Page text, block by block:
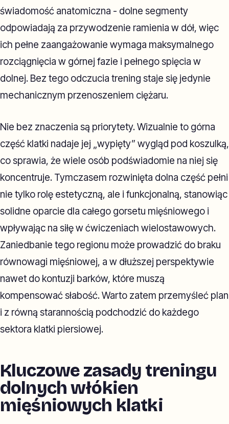
świadomość anatomiczna - dolne segmenty
odpowiadają za przywodzenie ramienia w dół, więc
ich pełne zaangażowanie wymaga maksymalnego
rozciągnięcia w górnej fazie i pełnego spięcia w
dolnej. Bez tego odczucia trening staje się jedynie
mechanicznym przenoszeniem ciężaru.
Nie bez znaczenia są priorytety. Wizualnie to górna
część klatki nadaje jej „wypięty” wygląd pod koszulką,
co sprawia, że wiele osób podświadomie na niej się
koncentruje. Tymczasem rozwinięta dolna część pełni
nie tylko rolę estetyczną, ale i funkcjonalną, stanowiąc
solidne oparcie dla całego gorsetu mięśniowego i
wpływając na siłę w ćwiczeniach wielostawowych.
Zaniedbanie tego regionu może prowadzić do braku
równowagi mięśniowej, a w dłuższej perspektywie
nawet do kontuzji barków, które muszą
kompensować słabość. Warto zatem przemyśleć plan
i z równą starannością podchodzić do każdego
sektora klatki piersiowej.
Kluczowe zasady treningu
dolnych włókien
mięśniowych klatki